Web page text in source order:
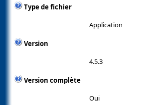
Type de fichier
Application
Version
4.5.3
Version complète
Oui